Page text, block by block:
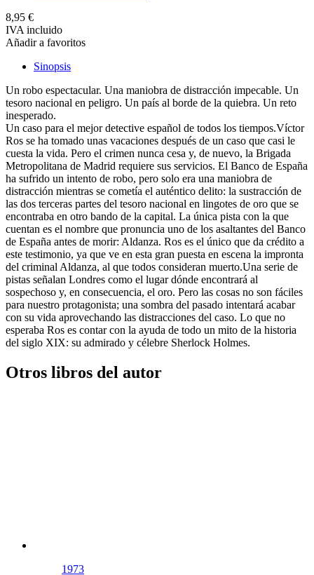
8,95 €
IVA incluido
Añadir a favoritos
Sinopsis
Un robo espectacular. Una maniobra de distracción impecable. Un
tesoro nacional en peligro. Un país al borde de la quiebra. Un reto
inesperado.
Un caso para el mejor detective español de todos los tiempos.Víctor
Ros se ha tomado unas vacaciones después de un caso que casi le
cuesta la vida. Pero el crimen nunca cesa y, de nuevo, la Brigada
Metropolitana de Madrid requiere sus servicios. El Banco de España
ha sufrido un intento de robo, pero solo era una maniobra de
distracción mientras se cometía el auténtico delito: la sustracción de
las dos terceras partes del tesoro nacional en lingotes de oro que se
encontraba en otro bando de la capital. La única pista con la que
cuentan es el nombre que pronuncia uno de los asaltantes del Banco
de España antes de morir: Aldanza. Ros es el único que da crédito a
este testimonio, ya que ve en esta gran puesta en escena la impronta
del criminal Aldanza, al que todos consideran muerto.Una serie de
pistas señalan Londres como el lugar dónde encontrará al
sospechoso y, en consecuencia, el oro. Pero las cosas no son fáciles
para nuestro protagonista; una sombra del pasado intentará acabar
con su vida aprovechando las distracciones del caso. Lo que no
esperaba Ros es contar con la ayuda de todo un mito de la historia
del siglo XIX: su admirado y célebre Sherlock Holmes.
Otros libros del autor
1973